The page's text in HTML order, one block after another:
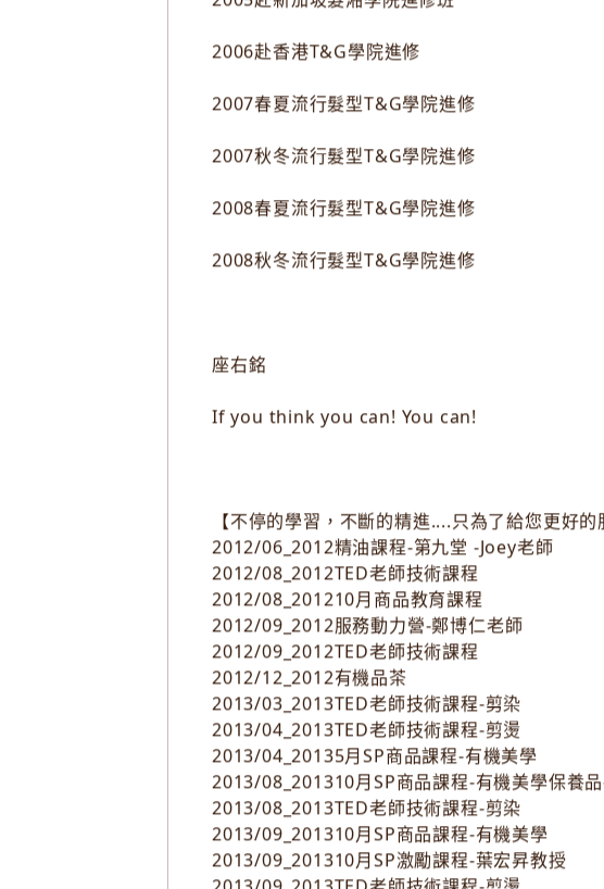
【不停的學習，不斷的精進....只為了給您更好的
2012/06_2012精油課程-第九堂 -Joey老師
2012/08_2012TED老師技術課程
2012/08_201210月商品教育課程
2012/09_2012服務動力營-鄭博仁老師
2012/09_2012TED老師技術課程
2012/12_2012有機品茶
2013/03_2013TED老師技術課程-剪染
2013/04_2013TED老師技術課程-剪燙
2013/04_20135月SP商品課程-有機美學
2013/08_201310月SP商品課程-有機美學保養品
2013/08_2013TED老師技術課程-剪染
2013/09_201310月SP商品課程-有機美學